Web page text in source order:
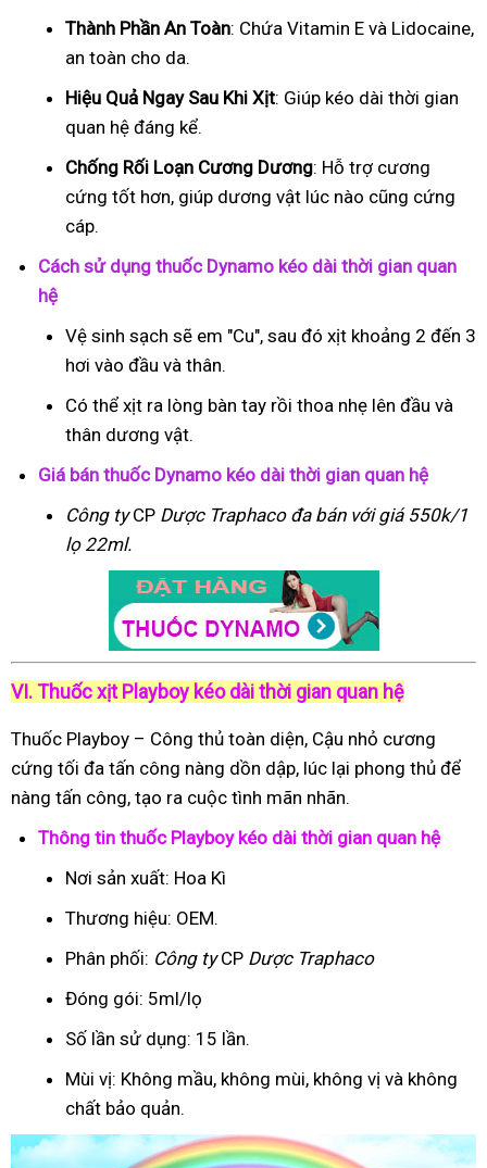
Thành Phần An Toàn: Chứa Vitamin E và Lidocaine,
an toàn cho da.
Hiệu Quả Ngay Sau Khi Xịt: Giúp kéo dài thời gian
quan hệ đáng kể.
Chống Rối Loạn Cương Dương: Hỗ trợ cương
cứng tốt hơn, giúp dương vật lúc nào cũng cứng
cáp.
Cách sử dụng thuốc Dynamo kéo dài thời gian quan
hệ
Vệ sinh sạch sẽ em "Cu", sau đó xịt khoảng 2 đến 3
hơi vào đầu và thân.
Có thể xịt ra lòng bàn tay rồi thoa nhẹ lên đầu và
thân dương vật.
Giá bán thuốc Dynamo kéo dài thời gian quan hệ
Công tyCP Dược Traphacođa bán với giá 550k/1
lọ 22ml.
VI. Thuốc xịt Playboy kéo dài thời gian quan hệ
Thuốc Playboy – Công thủ toàn diện, Cậu nhỏ cương
cứng tối đa tấn công nàng dồn dập, lúc lại phong thủ để
nàng tấn công, tạo ra cuộc tình mãn nhãn.
Thông tin thuốc Playboy kéo dài thời gian quan hệ
Nơi sản xuất: Hoa Kì
Thương hiệu: OEM.
Phân phối: Công tyCP Dược Traphaco
Đóng gói: 5ml/lọ
Số lần sử dụng: 15 lần.
Mùi vị: Không mầu, không mùi, không vị và không
chất bảo quản.